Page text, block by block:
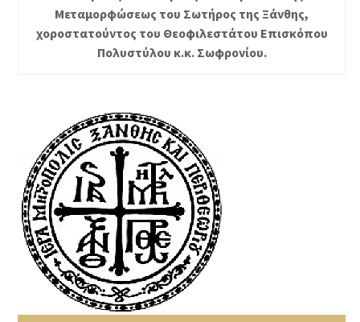
Μεταμορφώσεως του Σωτήρος της Ξάνθης,
χοροστατούντος του Θεοφιλεστάτου Επισκόπου
Πολυστύλου κ.κ. Σωφρονίου.